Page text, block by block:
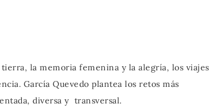
la memoria femenina y la alegría, los viajes
García Quevedo plantea los retos más
diversa y transversal.